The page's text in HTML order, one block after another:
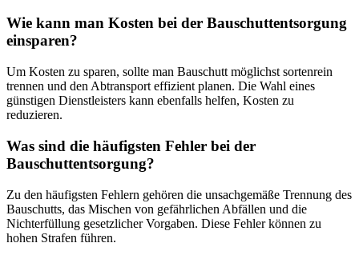
Wie kann man Kosten bei der Bauschuttentsorgung
einsparen?
Um Kosten zu sparen, sollte man Bauschutt möglichst sortenrein
trennen und den Abtransport effizient planen. Die Wahl eines
günstigen Dienstleisters kann ebenfalls helfen, Kosten zu
reduzieren.
Was sind die häufigsten Fehler bei der
Bauschuttentsorgung?
Zu den häufigsten Fehlern gehören die unsachgemäße Trennung des
Bauschutts, das Mischen von gefährlichen Abfällen und die
Nichterfüllung gesetzlicher Vorgaben. Diese Fehler können zu
hohen Strafen führen.